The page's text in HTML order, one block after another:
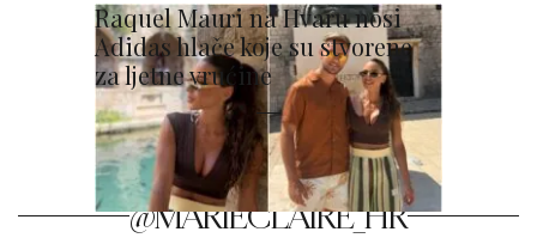
Raquel Mauri na Hvaru nosi
Adidas hlače koje su stvorene
za ljetne vrućine
@MARIECLAIRE_HR